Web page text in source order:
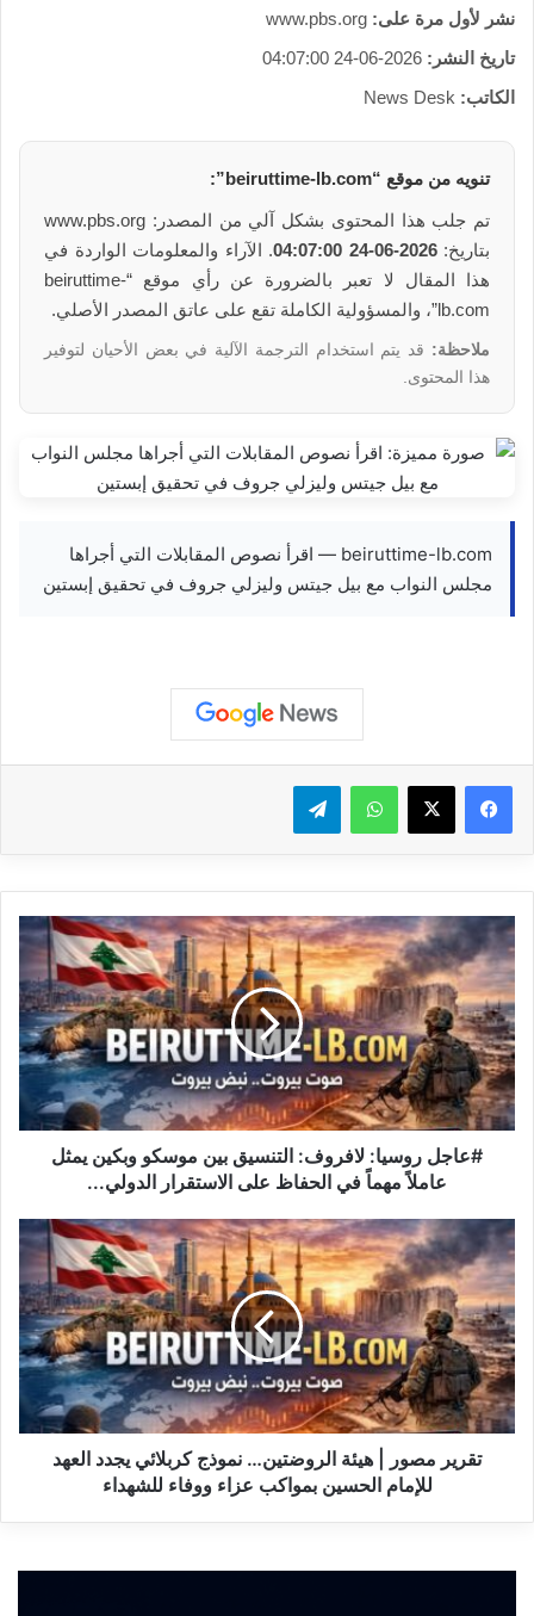
نشر لأول مرة على: www.pbs.org
تاريخ النشر: 2026-06-24 04:07:00
الكاتب: News Desk
تنويه من موقع “beiruttime-lb.com”:
تم جلب هذا المحتوى بشكل آلي من المصدر: www.pbs.org
بتاريخ:2026-06-24 04:07:00
. الآراء والمعلومات الواردة في
هذا المقال لا تعبر بالضرورة عن رأي موقع “beiruttime-
lb.com”، والمسؤولية الكاملة تقع على عاتق المصدر الأصلي.
ملاحظة: قد يتم استخدام الترجمة الآلية في بعض الأحيان لتوفير
هذا المحتوى.
beiruttime-lb.com — اقرأ نصوص المقابلات التي أجراها
مجلس النواب مع بيل جيتس وليزلي جروف في تحقيق إبستين
واتساب تيلقرام
#عاجل
روسيا:
لافروف:
التنسيق
بين
موسكو
وبكين
يمثل
عاملاً
على
الاستقرار
الدولي...
#عاجل روسيا: لافروف: التنسيق بين موسكو وبكين يمثل
عاملاً مهماً في الحفاظ على الاستقرار الدولي...
تقرير
مصور
|
هيئة
الروضتين…
نموذج
كربلائي
يجدد
العهد
للإمامتقرير مصور | هيئة الروضتين… نموذج كربلائي يجدد العهد
للإمام الحسين بمواكب عزاء ووفاء للشهداء